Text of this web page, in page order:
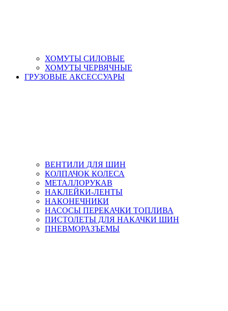
ХОМУТЫ СИЛОВЫЕ
ХОМУТЫ ЧЕРВЯЧНЫЕ
ГРУЗОВЫЕ АКСЕССУАРЫ
ВЕНТИЛИ ДЛЯ ШИН
КОЛПАЧОК КОЛЕСА
МЕТАЛЛОРУКАВ
НАКЛЕЙКИ-ЛЕНТЫ
НАКОНЕЧНИКИ
НАСОСЫ ПЕРЕКАЧКИ ТОПЛИВА
ПИСТОЛЕТЫ ДЛЯ НАКАЧКИ ШИН
ПНЕВМОРАЗЪЕМЫ